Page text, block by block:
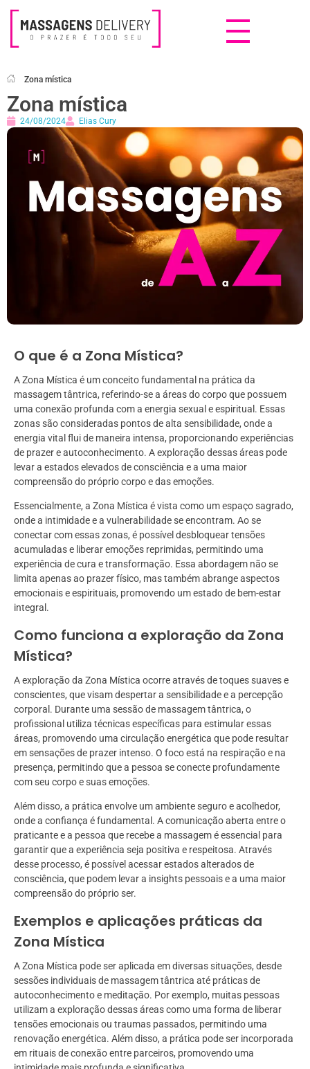
Zona mística
Zona mística
24/08/2024 Elias Cury
O que é a Zona Mística?
A Zona Mística é um conceito fundamental na prática da
massagem tântrica, referindo-se a áreas do corpo que possuem
uma conexão profunda com a energia sexual e espiritual. Essas
zonas são consideradas pontos de alta sensibilidade, onde a
energia vital flui de maneira intensa, proporcionando experiências
de prazer e autoconhecimento. A exploração dessas áreas pode
levar a estados elevados de consciência e a uma maior
compreensão do próprio corpo e das emoções.
Essencialmente, a Zona Mística é vista como um espaço sagrado,
onde a intimidade e a vulnerabilidade se encontram. Ao se
conectar com essas zonas, é possível desbloquear tensões
acumuladas e liberar emoções reprimidas, permitindo uma
experiência de cura e transformação. Essa abordagem não se
limita apenas ao prazer físico, mas também abrange aspectos
emocionais e espirituais, promovendo um estado de bem-estar
integral.
Como funciona a exploração da Zona
Mística?
A exploração da Zona Mística ocorre através de toques suaves e
conscientes, que visam despertar a sensibilidade e a percepção
corporal. Durante uma sessão de massagem tântrica, o
profissional utiliza técnicas específicas para estimular essas
áreas, promovendo uma circulação energética que pode resultar
em sensações de prazer intenso. O foco está na respiração e na
presença, permitindo que a pessoa se conecte profundamente
com seu corpo e suas emoções.
Além disso, a prática envolve um ambiente seguro e acolhedor,
onde a confiança é fundamental. A comunicação aberta entre o
praticante e a pessoa que recebe a massagem é essencial para
garantir que a experiência seja positiva e respeitosa. Através
desse processo, é possível acessar estados alterados de
consciência, que podem levar a insights pessoais e a uma maior
compreensão do próprio ser.
Exemplos e aplicações práticas da
Zona Mística
A Zona Mística pode ser aplicada em diversas situações, desde
sessões individuais de massagem tântrica até práticas de
autoconhecimento e meditação. Por exemplo, muitas pessoas
utilizam a exploração dessas áreas como uma forma de liberar
tensões emocionais ou traumas passados, permitindo uma
renovação energética. Além disso, a prática pode ser incorporada
em rituais de conexão entre parceiros, promovendo uma